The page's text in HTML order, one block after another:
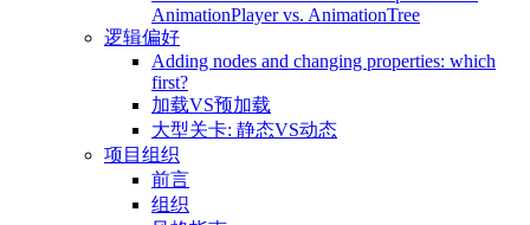
AnimationPlayer vs. AnimationTree
逻辑偏好
Adding nodes and changing properties: which
first?
加载VS预加载
大型关卡: 静态VS动态
项目组织
前言
组织